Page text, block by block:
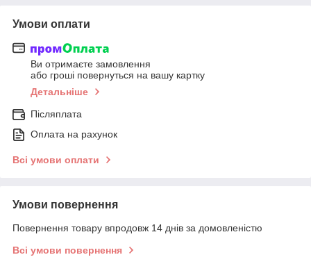
Умови оплати
Ви отримаєте замовлення
або гроші повернуться на вашу картку
Детальніше
Післяплата
Оплата на рахунок
Всі умови оплати
Умови повернення
Повернення товару впродовж 14 днів за домовленістю
Всі умови повернення